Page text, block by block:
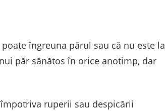
îngreuna părul sau că nu este la
păr sănătos în orice anotimp, dar
ruperii sau despicării